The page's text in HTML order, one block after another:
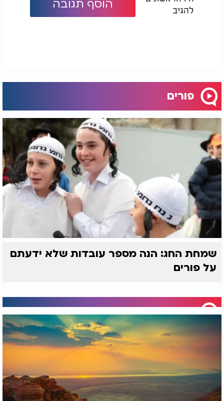
להגיב
הוסף תגובה
פורים
שמחת החג: הנה מספר עובדות שלא ידעתם
על פורים